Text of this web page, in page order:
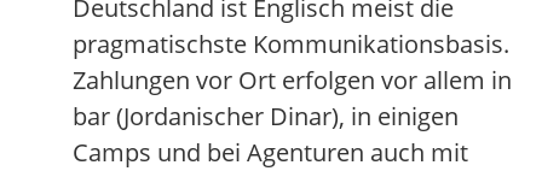
Deutschland ist Englisch meist die
pragmatischste Kommunikationsbasis.
Zahlungen vor Ort erfolgen vor allem in
bar (Jordanischer Dinar), in einigen
Camps und bei Agenturen auch mit